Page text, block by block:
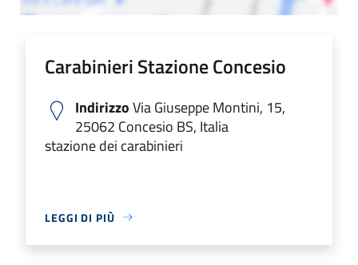
Carabinieri Stazione Concesio
IndirizzoVia Giuseppe Montini, 15,
25062 Concesio BS, Italia
stazione dei carabinieri
LEGGI DI PIÙ